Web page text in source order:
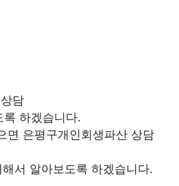
담
록 하겠습니다.
면 은평구개인회생파산 상담
해서 알아보도록 하겠습니다.